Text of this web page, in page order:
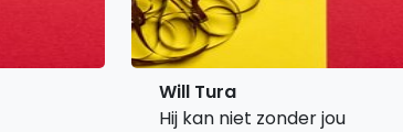
Will Tura
Hij kan niet zonder jou